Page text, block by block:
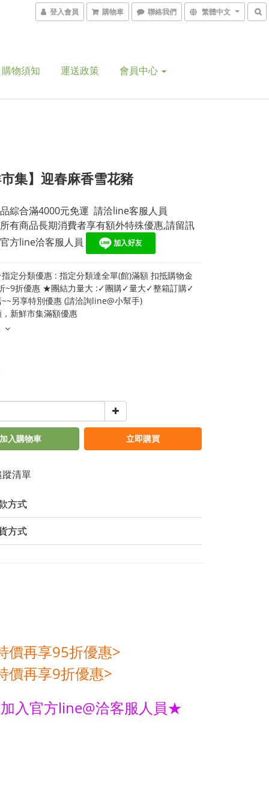
登入會員 購物車 聯絡我們 繁體中文
購物須知 運送政策 會員中心
市集】迎春麻香雪花豬
綜合滿4000元免運  請洽line客服人員
有商品長期消費者享有額外特殊優惠,請留訊
方line洽客服人員
定分類優惠 : 指定分類達全單(館)滿額 扣抵購物金
~9折優惠 ★團結力量大 :✓團購✓量大✓整箱訂購✓
另享特別優惠 (請洽詢line@小幫手)
新鮮市集滿額優惠
加入購物車 立即購買
清單
方式
方式
價再享95折優惠>
價再享9折優惠>
入官方line@洽客服人員★